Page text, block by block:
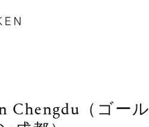
Chengdu（ゴール